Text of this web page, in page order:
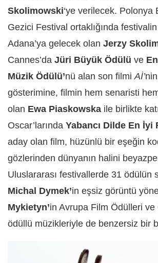
Skolimowski‘ye verilecek. Polonya
Gezici Festival ortaklığında
Adana’ya gelecek olan Jerzy
Cannes’da Jüri Büyük Ödülü ve
Müzik Ödülü’nü alan son filmiAİ’
gösterimine, filmin hem senaristi hem
olan Ewa Piaskowska ile birlikte
Oscar’larında Yabancı Dilde En İyi
aday olan film, hüzünlü bir eşeğin
gözlerinden dünyanın halini
Uluslararası festivallerde 31 ödülün
Michal Dymek’in eşsiz görüntü
Mykietyn’in Avrupa Film Ödülleri ve
ödüllü müzikleriyle de benzersiz bir